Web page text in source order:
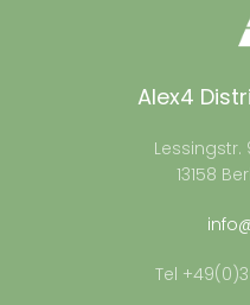
Alex4
Lessingstr.
13158
Tel